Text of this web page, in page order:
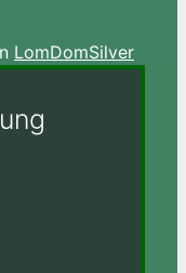
LomDomSilver